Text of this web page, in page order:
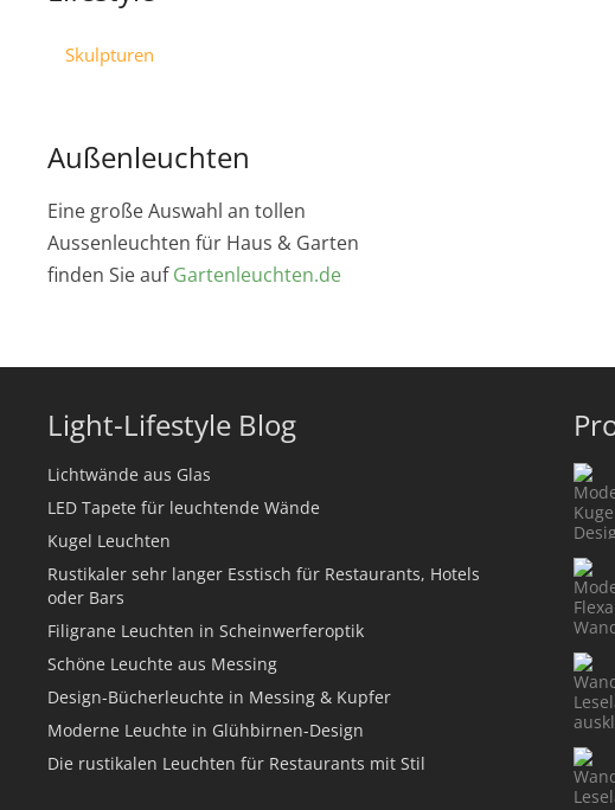
Skulpturen
Außenleuchten
Eine große Auswahl an tollen
Aussenleuchten für Haus & Garten
finden Sie aufGartenleuchten.de
Light-Lifestyle Blog
Lichtwände aus Glas
LED Tapete für leuchtende Wände
Kugel Leuchten
Rustikaler sehr langer Esstisch für Restaurants, Hotels
oder Bars
Filigrane Leuchten in Scheinwerferoptik
Schöne Leuchte aus Messing
Design-Bücherleuchte in Messing & Kupfer
Moderne Leuchte in Glühbirnen-Design
Die rustikalen Leuchten für Restaurants mit Stil